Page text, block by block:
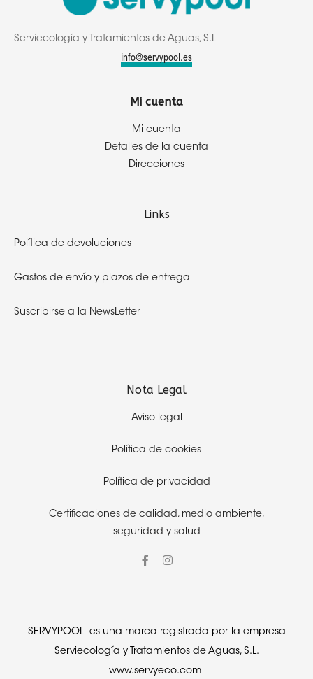
Serviecología y Tratamientos de Aguas, S.L
info@servypool.es
Mi cuenta
Mi cuenta
Detalles de la cuenta
Direcciones
Links
Política de devoluciones
Gastos de envío y plazos de entrega
Suscribirse a la NewsLetter
Nota Legal
Aviso legal
Política de cookies
Política de privacidad
Certificaciones de calidad, medio ambiente,
seguridad y salud
SERVYPOOL es una marca registrada por la empresa
Serviecología y Tratamientos de Aguas, S.L.
www.servyeco.com